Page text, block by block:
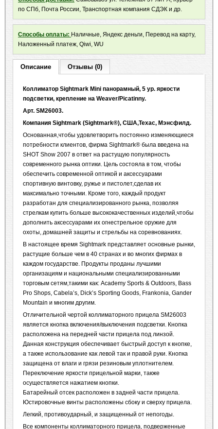
по СПб, Почта России, Транспортная компания СДЭК и др.
Способы оплаты: Наличные, Яндекс деньги, Перевод на карту,
Наложенный платеж, Qiwi, WU
Описание Отзывы (0)
Коллиматор Sightmark Mini панорамный, 5 ур. яркости
подсветки, крепление на Weaver/Picatinny.
Арт. SM26003.
Компания Sightmark (Sightmark®), США,Техас, Мэнсфилд.
Основанная,чтобы удовлетворить постоянно изменяющиеся
потребности клиентов, фирма Sightmark® была введена на
SHOT Show 2007 в ответ на растущую популярность
современного рынка оптики. Цель состояла в том, чтобы
обеспечить современной оптикой и аксессуарами
спортивную винтовку, ружье и пистолет,сделав их
максимально точными. Кроме того, каждый продукт
разработан для специализированного рынка, позволяя
стрелкам купить больше высококачественных изделий,чтобы
дополнить аксессуарами их огнестрельное оружие для
охоты, домашней защиты и стрельбы на соревнованиях.
В настоящее время Sightmark представляет основные рынки,
растущие больше чем в 40 странах и во многих фирмах в
каждом государстве. Продукты проданы лучшими
организациям и национальными специализированными
торговым сетям,такими как: Academy Sports & Outdoors, Bass
Pro Shops, Cabela’s, Dick’s Sporting Goods, Frankonia, Gander
Mountain и многим другим.
Отличительной чертой коллиматорного прицела SM26003
является кнопка включения/выключения подсветки. Кнопка
расположена на передней части прицела под линзой.
Данная конструкция обеспечивает быстрый доступ к кнопке,
а также использование как левой так и правой руки. Кнопка
защищена от влаги и грязи резиновым уплотнителем.
Переключение яркости прицельной марки, также
осуществляется нажатием кнопки.
Батарейный отсек расположен в задней части прицела.
Юстировочные винты расположены сбоку и сверху прицела.
Легкий, противоударный, и защищенный от непогоды.
Все компоненты коллиматорного прицела, подверженные